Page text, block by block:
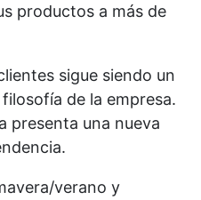
productos a más de
sigue siendo un
de la empresa.
presenta una nueva
verano y